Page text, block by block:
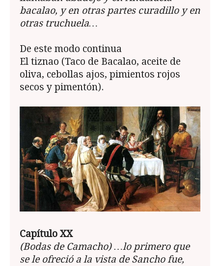
bacalao, y en otras partes curadillo y en
otras truchuela…
De este modo continua
El tiznao (Taco de Bacalao, aceite de
oliva, cebollas ajos, pimientos rojos
secos y pimentón).
Capítulo XX
(Bodas de Camacho) …lo primero que
se le ofreció a la vista de Sancho fue,